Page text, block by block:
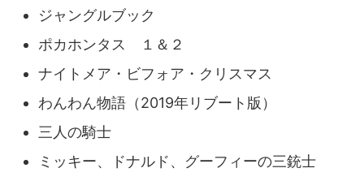
ジャングルブック
ポカホンタス １＆２
ナイトメア・ビフォア・クリスマス
わんわん物語（2019年リブート版）
三人の騎士
ミッキー、ドナルド、グーフィーの三銃士